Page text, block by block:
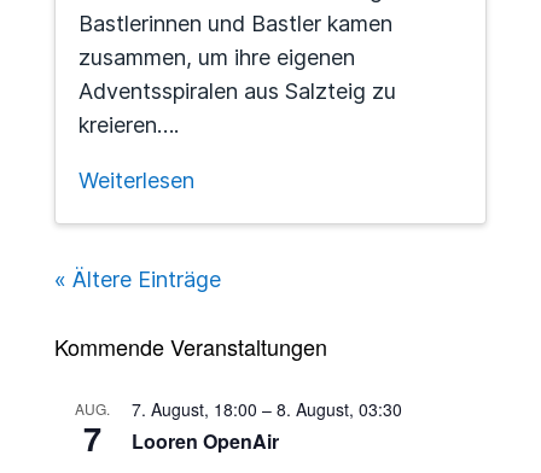
Bastlerinnen und Bastler kamen
zusammen, um ihre eigenen
Adventsspiralen aus Salzteig zu
kreieren….
Weiterlesen
« Ältere Einträge
Kommende Veranstaltungen
AUG.
7
7. August, 18:00 – 8. August, 03:30
Looren OpenAir